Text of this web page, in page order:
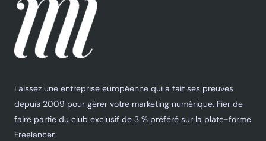
Laissez une entreprise européenne qui a fait ses preuves
depuis 2009 pour gérer votre marketing numérique. Fier de
faire partie du club exclusif de 3 % préféré sur la plate-forme
Freelancer.